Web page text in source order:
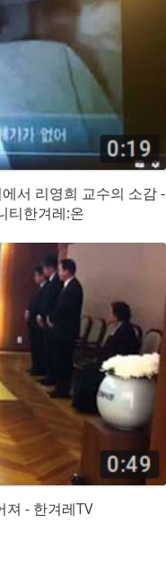
서 리영희 교수의 소감 -
티한겨레:온
져 - 한겨레TV